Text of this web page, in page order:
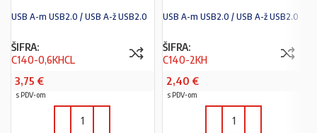
USB A-m USB2.0 / USB A-ž USB2.0
ŠIFRA:
C140-0,6KHCL
3,75 €
s PDV-om
USB A-m USB2.0 / USB A-ž USB2.0
ŠIFRA:
C140-2KH
2,40 €
s PDV-om